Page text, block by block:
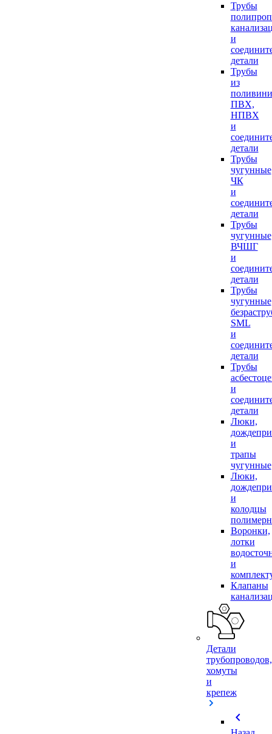
Трубы
и
детали
Трубы
из
ПВХ,
НПВХ
и
детали
Трубы
чугунные
ЧК
и
детали
Трубы
чугунные
ВЧШГ
и
детали
Трубы
чугунные
SML
и
детали
Трубы
и
детали
Люки,
и
трапы
чугунные
Люки,
и
колодцы
Воронки,
лотки
и
Клапаны
Детали
трубопроводов,
хомуты
и
крепеж
chevron_left